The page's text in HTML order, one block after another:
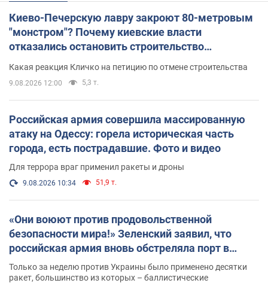
Киево-Печерскую лавру закроют 80-метровым
"монстром"? Почему киевские власти
отказались остановить строительство
Какая реакция Кличко на петицию по отмене строительства
9.08.2026 12:00 5,3 т.
Российская армия совершила массированную
атаку на Одессу: горела историческая часть
города, есть пострадавшие. Фото и видео
Для террора враг применил ракеты и дроны
9.08.2026 10:34 51,9 т.
«Они воюют против продовольственной
безопасности мира!» Зеленский заявил, что
российская армия вновь обстреляла порт в
Одессе
Только за неделю против Украины было применено десятки
ракет, большинство из которых – баллистические